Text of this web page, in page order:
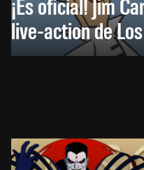
live-action de